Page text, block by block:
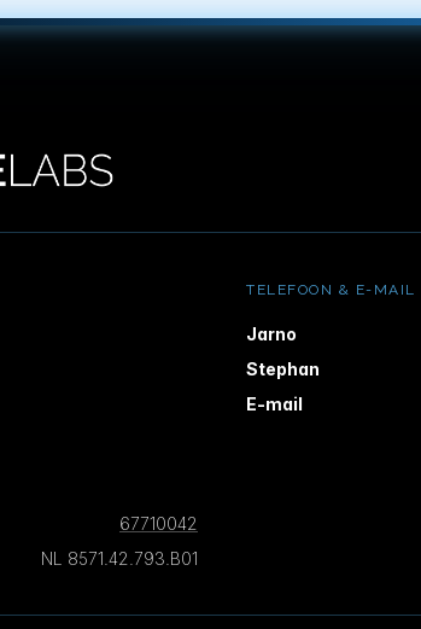
67710042
NL 8571.42.793.B01
TELEFOON & E-MAIL
Jarno
Stephan
E-mail